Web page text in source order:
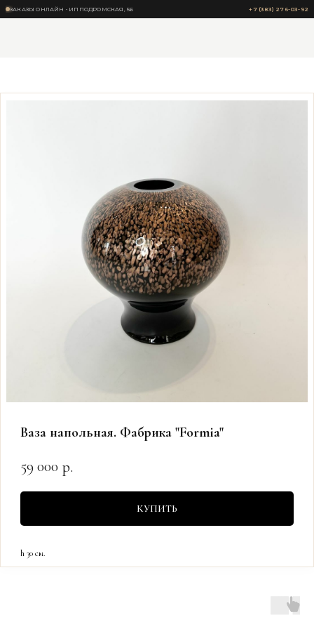
ЗАКАЗЫ ОНЛАЙН • ИППОДРОМСКАЯ, 56 +7 (383) 276-03-92
Ваза напольная. Фабрика "Formia"
59 000 р.
КУПИТЬ
h 30 см.